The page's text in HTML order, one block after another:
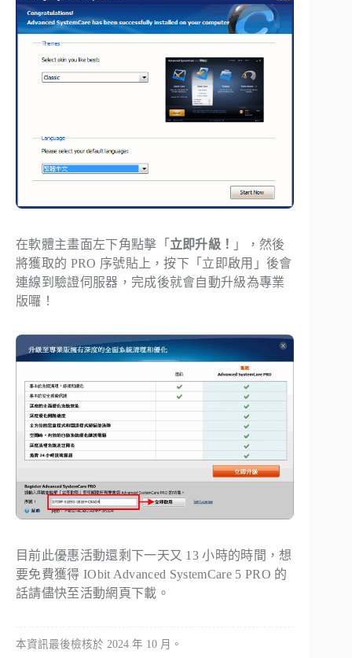
在軟體主畫面左下角點擊「 立即升級！ 」，然後
將獲取的 PRO 序號貼上，按下「立即啟用」後會
連線到驗證伺服器，完成後就會自動升級為專業
版囉！
目前此優惠活動還剩下一天又 13 小時的時間，想
要免費獲得 IObit Advanced SystemCare 5 PRO 的
話請儘快至活動網頁下載。
本資訊最後檢核於 2024 年 10 月。